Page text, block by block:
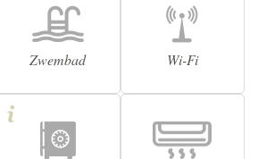
Zwembad Wi-Fi